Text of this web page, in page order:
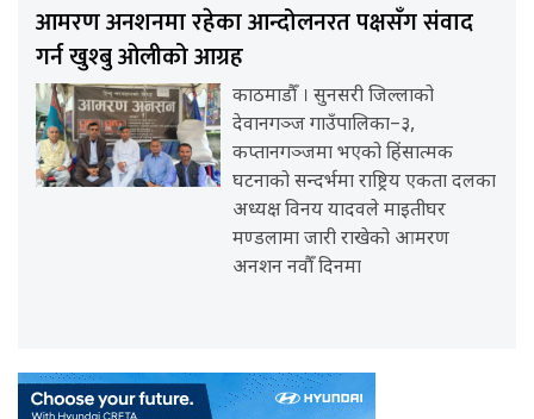
आमरण अनशनमा रहेका आन्दोलनरत पक्षसँग संवाद
गर्न खुश्बु ओलीको आग्रह
काठमाडौँ । सुनसरी जिल्लाको
देवानगञ्ज गाउँपालिका–३,
कप्तानगञ्जमा भएको हिंसात्मक
घटनाको सन्दर्भमा राष्ट्रिय एकता दलका
अध्यक्ष विनय यादवले माइतीघर
मण्डलामा जारी राखेको आमरण
अनशन नवौँ दिनमा